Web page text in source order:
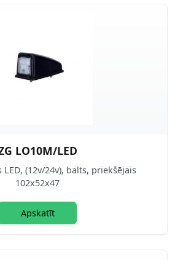
LO10M/LED
(12v/24v), balts, priekšējais
102x52x47
Apskatīt